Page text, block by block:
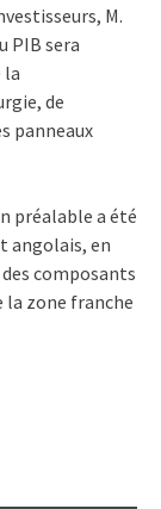
M.
PIB sera
la
de
panneaux
préalable a été
angolais, en
des composants
la zone franche